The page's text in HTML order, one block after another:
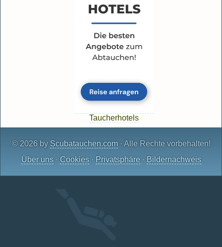
Taucherhotels
© 2026 by Scubatauchen.com· Alle Rechte vorbehalten!
Über uns· Cookies· Privatsphäre· Bildernachweis